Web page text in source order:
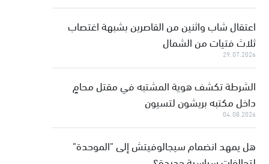
اعتقال شاب واثنين من القاصرين بشبهة اغتصاب
ثلاث فتيات من الشمال
29.07.2026
الشرطة تكشف هوية المشتبه في مقتل محامٍ
داخل مكتبه بريشون لتسيون
04.08.2026
هل يمهد انضمام سيجالوفيتش إلى "الموحدة"